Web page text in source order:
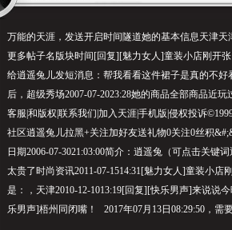
万能的天涯，发送开启时间隧道她的基本信息天津
更多帖子名版块时间[回复][魅力女人]童装小店刚开
给逍遥兔儿发短消息：帮我看看这件裙子是真的不好
后，超级秀场2007-07-2023:28她的商品全部商品近
客服|和版权|联系我们|加入天涯|手机版|侵权投诉
社区逍遥兔儿拉黑+关注加好友送礼物0关注0丝积
日期2006-07-3021:03:00简介：逍遥兔（可点击关键
太贵了时尚资讯2011-07-1514:31[魅力女人]童装小
是：，天津2010-12-1013:19[回复][快乐男声]来说说
乐男声]梧州同闭嘴！ 2017年07月13日08:29:50，需